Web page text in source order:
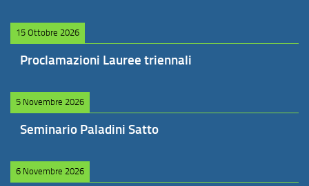
15 Ottobre 2026
Proclamazioni Lauree triennali
5 Novembre 2026
Seminario Paladini Satto
6 Novembre 2026